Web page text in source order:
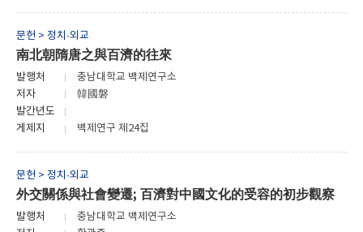
문헌 > 정치·외교
南北朝隋唐之與百濟的往來
발행처
충남대학교 백제연구소
저자
韓國磐
발간년도
게제지
백제연구 제24집
문헌 > 정치·외교
外交關係與社會變遷; 百濟對中國文化的受容的初步觀察
발행처
충남대학교 백제연구소